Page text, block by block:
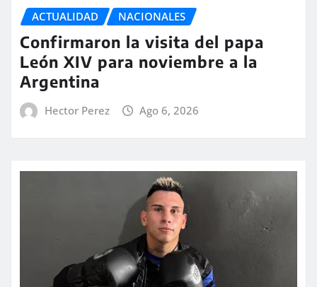
ACTUALIDAD NACIONALES
Confirmaron la visita del papa
León XIV para noviembre a la
Argentina
Hector Perez Ago 6, 2026